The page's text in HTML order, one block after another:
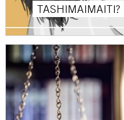
TASHIMAIMAITI?